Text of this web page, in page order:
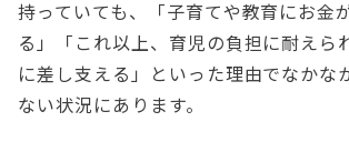
持っていても、「子育てや教育にお金
る」「これ以上、育児の負担に耐えら
に差し支える」といった理由でなかな
ない状況にあります。